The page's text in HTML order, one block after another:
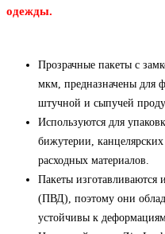
одежды.
Прозрачные пакеты с
мкм, предназначены для
штучной и сыпучей
Используются для
бижутерии,
расходных материалов.
Пакеты изготавливаются
(ПВД), поэтому они
устойчивы к